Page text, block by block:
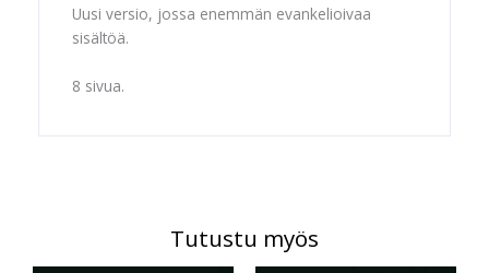
määräUusi versio, jossa enemmän evankelioivaa
sisältöä.
8 sivua.
Tutustu myös